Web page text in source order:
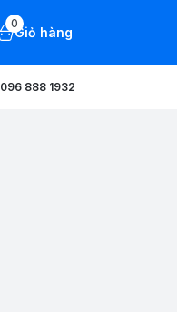
0
Giỏ hàng
096 888 1932